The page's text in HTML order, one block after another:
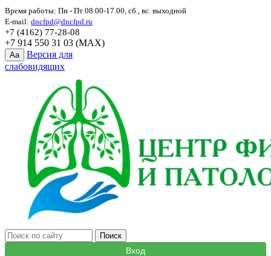
Время работы: Пн - Пт 08.00-17.00, сб., вс. выходной
E-mail: dncfpd@dncfpd.ru
+7 (4162) 77-28-08
+7 914 550 31 03 (MAX)
Aa
Версия для
слабовидящих
Вход